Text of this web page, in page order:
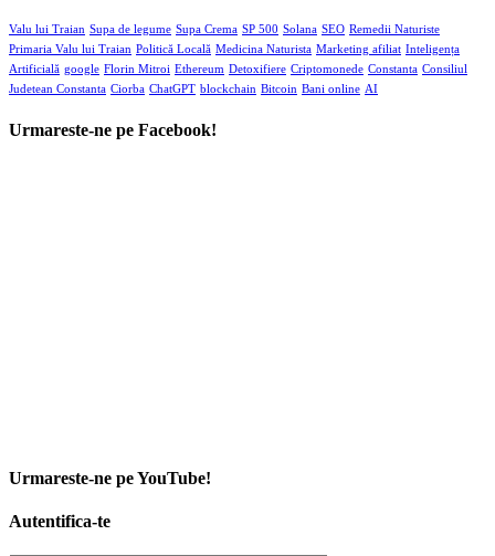
Valu lui Traian Supa de legume Supa Crema SP 500 Solana SEO Remedii Naturiste
Primaria Valu lui Traian Politică Locală Medicina Naturista Marketing afiliat Inteligența
Artificială google Florin Mitroi Ethereum Detoxifiere Criptomonede Constanta Consiliul
Judetean Constanta Ciorba ChatGPT blockchain Bitcoin Bani online AI
Urmareste-ne pe Facebook!
Urmareste-ne pe YouTube!
Autentifica-te